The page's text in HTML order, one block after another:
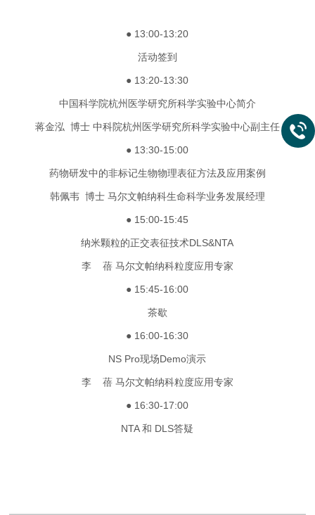
● 13:00-13:20
活动签到
● 13:20-13:30
中国科学院杭州医学研究所科学实验中心简介
蒋金泓 博士 中科院杭州医学研究所科学实验中心副主任
● 13:30-15:00
药物研发中的非标记生物物理表征方法及应用案例
韩佩韦 博士 马尔文帕纳科生命科学业务发展经理
● 15:00-15:45
纳米颗粒的正交表征技术DLS&NTA
李 蓓 马尔文帕纳科粒度应用专家
● 15:45-16:00
茶歇
● 16:00-16:30
NS Pro现场Demo演示
李 蓓 马尔文帕纳科粒度应用专家
● 16:30-17:00
NTA 和 DLS答疑